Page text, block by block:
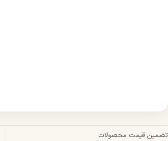
تضمین قیمت محصولات